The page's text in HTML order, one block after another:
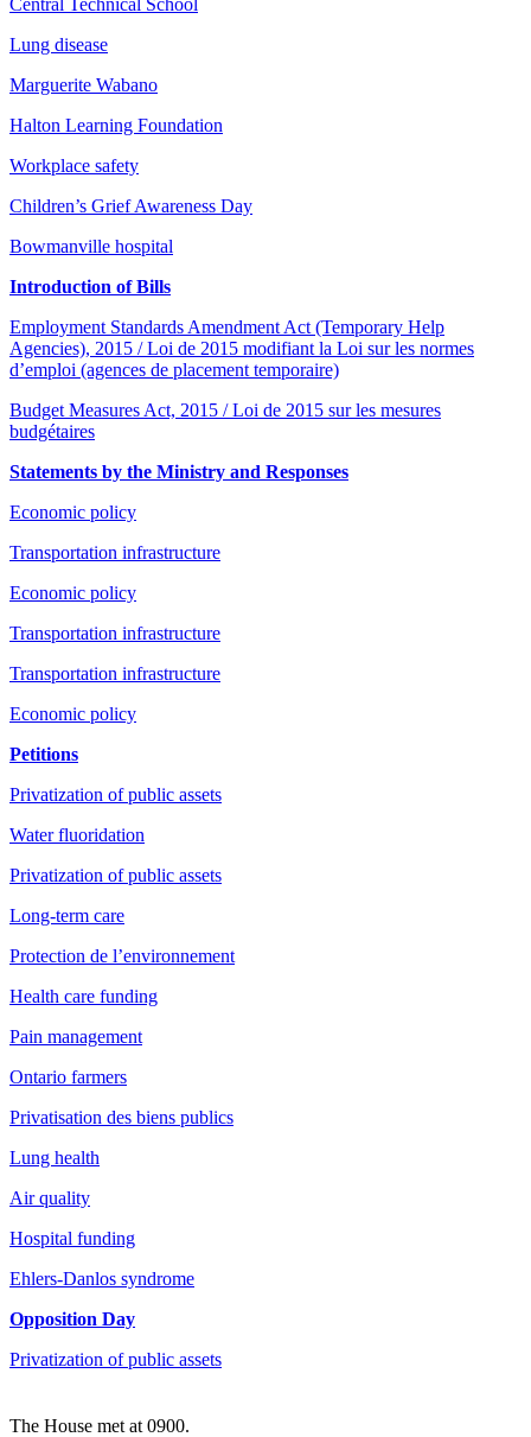
Lung disease
Marguerite Wabano
Halton Learning Foundation
Workplace safety
Children’s Grief Awareness Day
Bowmanville hospital
Introduction of Bills
Employment Standards Amendment Act (Temporary Help
Agencies), 2015 / Loi de 2015 modifiant la Loi sur les normes
d’emploi (agences de placement temporaire)
Budget Measures Act, 2015 / Loi de 2015 sur les mesures
budgétaires
Statements by the Ministry and Responses
Economic policy
Transportation infrastructure
Economic policy
Transportation infrastructure
Transportation infrastructure
Economic policy
Petitions
Privatization of public assets
Water fluoridation
Privatization of public assets
Long-term care
Protection de l’environnement
Health care funding
Pain management
Ontario farmers
Privatisation des biens publics
Lung health
Air quality
Hospital funding
Ehlers-Danlos syndrome
Opposition Day
Privatization of public assets
The House met at 0900.